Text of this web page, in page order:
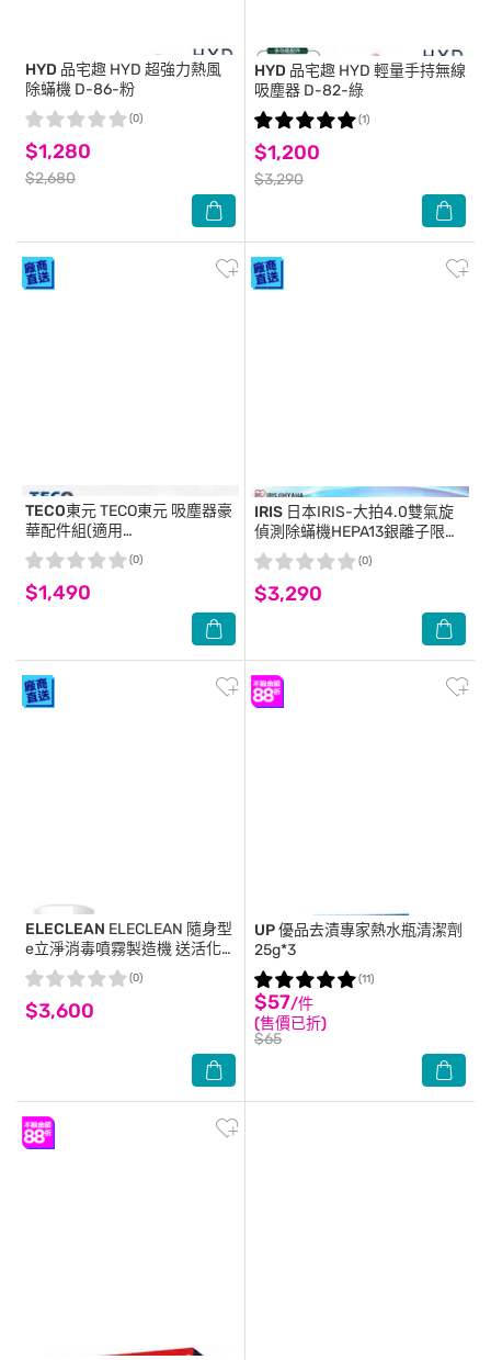
HYD 品宅趣 HYD 超強力熱風
除蟎機 D-86-粉
$1,280
$2,680
(0)
HYD 品宅趣 HYD 輕量手持無線
吸塵器 D-82-綠
$1,200
$3,290
(1)
TECO東元TECO東元 吸塵器豪
華配件組(適用
XJ1809CBW)TE-YZXJ01
$1,490
(0)
IRIS 日本IRIS-大拍4.0雙氣旋
偵測除蟎機HEPA13銀離子限定
版
$3,290
(0)
ELECLEAN ELECLEAN 隨身型
e立淨消毒噴霧製造機 送活化
晶球+消毒水試紙
$3,600
(0)
UP優品去漬專家熱水瓶清潔劑
25g*3
$57/件
(售價已折)
$65
(11)